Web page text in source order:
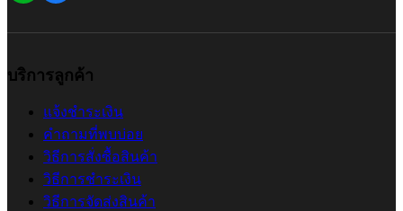
บริการลูกค้า
แจ้งชำระเงิน
คำถามที่พบบ่อย
วิธีการสั่งซื้อสินค้า
วิธีการชำระเงิน
วิธีการจัดส่งสินค้า